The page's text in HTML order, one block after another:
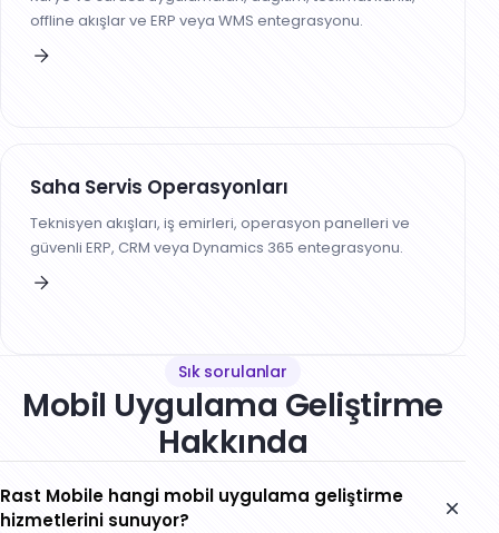
offline akışlar ve ERP veya WMS entegrasyonu.
Saha Servis Operasyonları
Teknisyen akışları, iş emirleri, operasyon panelleri ve
güvenli ERP, CRM veya Dynamics 365 entegrasyonu.
Sık sorulanlar
Mobil Uygulama Geliştirme
Hakkında
Rast Mobile hangi mobil uygulama geliştirme
hizmetlerini sunuyor?